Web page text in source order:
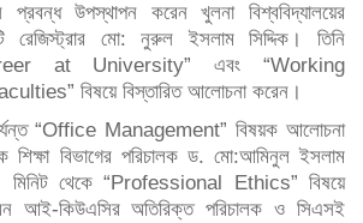
উপস্থাপন করেন খুলনা বিশ্ববিদ্যালয়ের
রেজিস্ট্রার মো: নুরুল ইসলাম সিদ্দিক। তিনি
at University” এবং “Working
বিষয়ে বিস্তারিত আলোচনা করেন।
“Office Management” বিষয়ক আলোচনা
শিক্ষা বিভাগের পরিচালক ড. মো:আমিনুল ইসলাম
মিনিট থেকে “Professional Ethics” বিষয়ে
আই-কিউএসির অতিরিক্ত পরিচালক ও সিএসই